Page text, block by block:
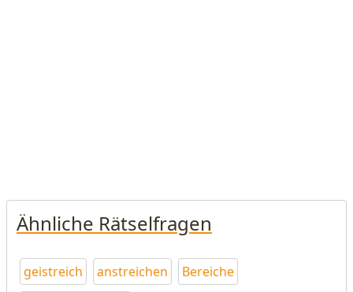
Ähnliche Rätselfragen
geistreich anstreichen
Bereiche